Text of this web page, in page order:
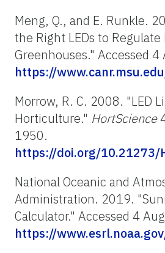
Meng, Q., and E. Runkle.
the Right LEDs to
Greenhouses." Accessed
https://
Morrow, R. C. 2008. "LED
Horticulture." HortScience
1950.
https://doi.org/10.21273/
National Oceanic and
Administration. 2019.
Calculator." Accessed 4
https://